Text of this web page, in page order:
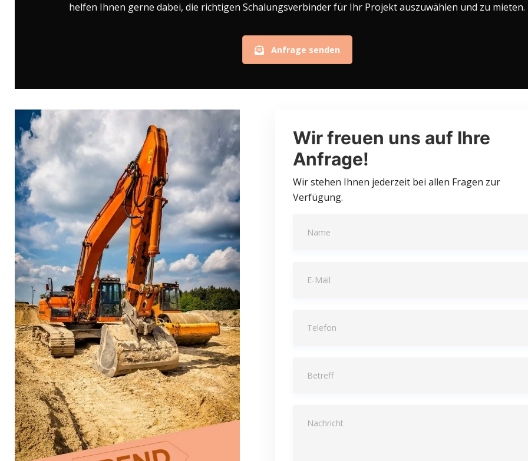
helfen Ihnen gerne dabei, die richtigen Schalungsverbinder für Ihr Projekt auszuwählen und zu mieten.
Anfrage senden
Wir freuen uns auf Ihre
Anfrage!
Wir stehen Ihnen jederzeit bei allen Fragen zur
Verfügung.